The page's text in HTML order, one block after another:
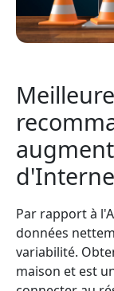
Par rapport à
données
variabilité.
maison et est